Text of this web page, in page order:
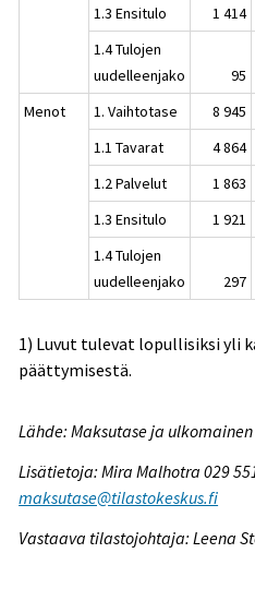
1.3 Ensitulo
1 414
1.4 Tulojen
uudelleenjako
95
Menot
1. Vaihtotase 8 945
1.1 Tavarat
4 864
1.2 Palvelut
1 863
1.3 Ensitulo
1 921
1.4 Tulojen
uudelleenjako
297
1) Luvut tulevat lopullisiksi yli
päättymisestä.
Lähde: Maksutase ja
Lisätietoja: Mira Malhotra 029
maksutase@tilastokeskus.fi
Vastaava tilastojohtaja: Leena